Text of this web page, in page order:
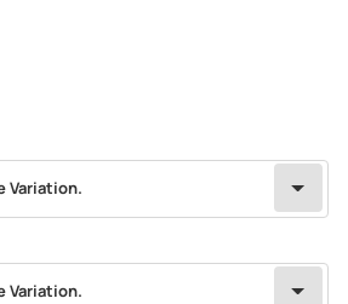
Variation.
Variation.